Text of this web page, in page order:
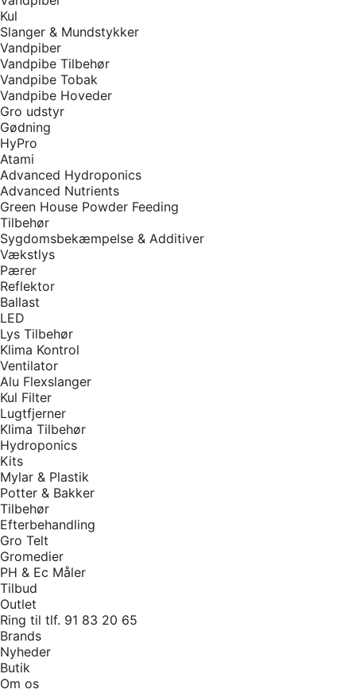
Kul
Slanger & Mundstykker
Vandpiber
Vandpibe Tilbehør
Vandpibe Tobak
Vandpibe Hoveder
Gro udstyr
Gødning
HyPro
Atami
Advanced Hydroponics
Advanced Nutrients
Green House Powder Feeding
Tilbehør
Sygdomsbekæmpelse & Additiver
Vækstlys
Pærer
Reflektor
Ballast
LED
Lys Tilbehør
Klima Kontrol
Ventilator
Alu Flexslanger
Kul Filter
Lugtfjerner
Klima Tilbehør
Hydroponics
Kits
Mylar & Plastik
Potter & Bakker
Tilbehør
Efterbehandling
Gro Telt
Gromedier
PH & Ec Måler
Tilbud
Outlet
Ring til tlf. 91 83 20 65
Brands
Nyheder
Butik
Om os